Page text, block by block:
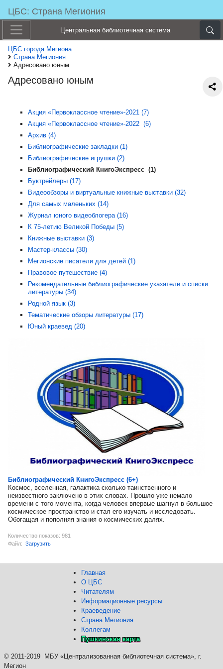
ЦБС: Страна Мегиония
Центральная библиотечная система
ЦБС города Мегиона
Страна Мегиония
Адресовано юным
Адресовано юным
Акция «Первоклассное чтение»-2021 (7)
Акция «Первоклассное чтение»-2022 (6)
Архив (4)
Библиографические закладки (1)
Библиографические игрушки (2)
Библиографический КнигоЭкспресс (1)
Буктрейлеры (17)
Видеообзоры и виртуальные книжные выставки (32)
Для самых маленьких (14)
Журнал юного видеоблогера (16)
К 75-летию Великой Победы (5)
Книжные выставки (3)
Мастер-классы (30)
Мегионские писатели для детей (1)
Правовое путешествие (4)
Рекомендательные библиографические указатели и списки
литературы (34)
Родной язык (3)
Тематические обзоры литературы (17)
Юный краевед (20)
Библиографический КнигоЭкспресс (6+)
Космос, вселенная, галактика сколько таинственного и
неизвестного заключено в этих словах. Прошло уже немало
времени с того момента, когда человек впервые шагнул в большое
космическое пространство и стал его изучать и исследовать.
Обогащая и пополняя знания о космических далях.
Количество показов: 981
Файл: Загрузить
Главная
О ЦБС
Читателям
Информационные ресурсы
Краеведение
Страна Мегиония
Коллегам
Пушкинская карта
© 2011-2019 МБУ «Централизованная библиотечная система», г.
Мегион